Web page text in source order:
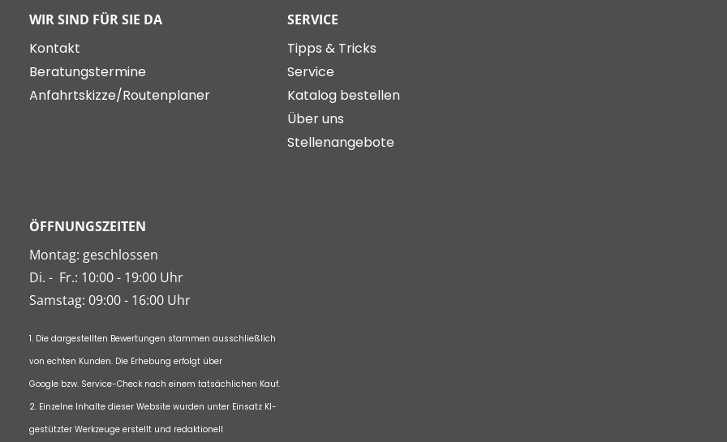
WIR SIND FÜR SIE DA
Kontakt
Beratungstermine
Anfahrtskizze/Routenplaner
SERVICE
Tipps & Tricks
Service
Katalog bestellen
Über uns
Stellenangebote
ÖFFNUNGSZEITEN
Montag: geschlossen
Di. - Fr.: 10:00 - 19:00 Uhr
Samstag: 09:00 - 16:00 Uhr
1. Die dargestellten Bewertungen stammen ausschließlich
von echten Kunden. Die Erhebung erfolgt über
Google bzw. Service-Check nach einem tatsächlichen Kauf.
2. Einzelne Inhalte dieser Website wurden unter Einsatz KI-
gestützter Werkzeuge erstellt und redaktionell